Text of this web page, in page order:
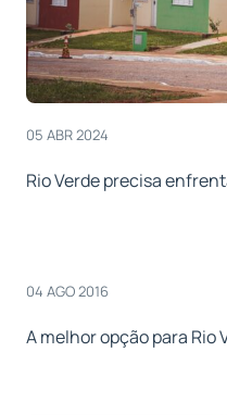
05 ABR 2024
Rio Verde precisa
04 AGO 2016
A melhor opção para Rio